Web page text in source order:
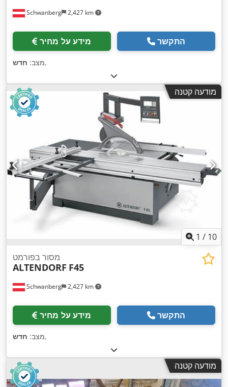
Schwanberg 2,427 km
מידע על מחיר התקשר
מצב: חדש ,
מודעה קטנה
1 / 10
Schwanberg 2,427 km
מסור בפורמט
ALTENDORF F45
מידע על מחיר התקשר
מצב: חדש ,
מודעה קטנה